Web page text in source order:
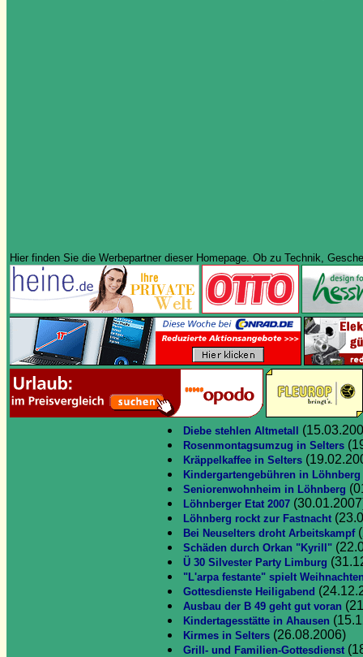
Hier finden Sie die Werbepartner dieser Homepage. Ob zu Technik,
Diebe stehlen Altmetall
Rosenmontagsumzug in Selters
Kräppelkaffee in Selters
Kindergartengebühren in Löhnberg
Seniorenwohnheim in Löhnberg
Löhnberger Etat 2007
Löhnberg rockt zur Fastnacht
Bei Neuselters droht Arbeitskampf
Schäden durch Orkan "Kyrill"
Ü 30 Silvester Party Limburg
"L'arpa festante" spielt
Gottesdienste Heiligabend
Ausbau der B 49 geht gut voran
Kindertagesstätte in Ahausen
Kirmes in Selters (26.08.2006)
Grill- und Familien-Gottesdienst